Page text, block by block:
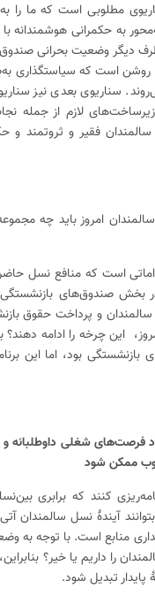
مطلوبی است که ما را
به حکمرانی هوشمندانه
دیگر وضعیت بحرانی
روشن است که سیاستگذاری
سناریوی بعدی نیز
لازم از جمله
سالمندان فقیر و
امروز باید چه
است که منافع نسل
بخش صندوق‌های
و پرداخت حقوق
بازنشستگی بود، اما این
شغلی داوطلبانه و
ممکن شود
کنند که برابری
آیندهٔ نسل سالمندان
منابع است. با توجه به
را داریم یا خیر؟
پایدار تبدیل شود.